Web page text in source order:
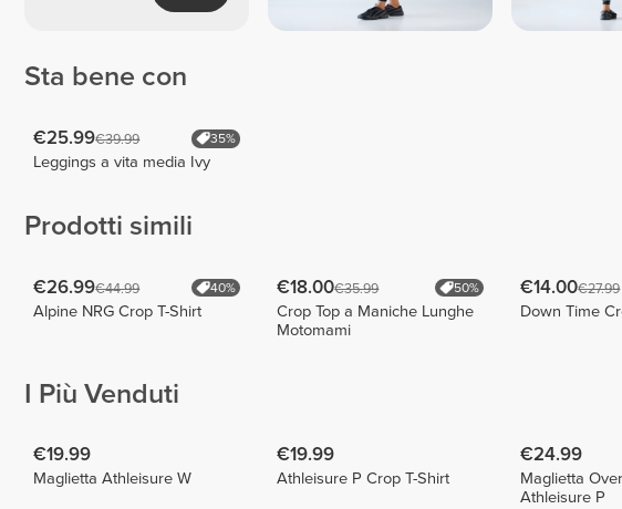
Sta bene con
€25.99€39.99 35%
Leggings a vita media Ivy
Prodotti simili
€26.99€44.99 40%
Alpine NRG Crop T-Shirt
€18.00€35.99 50%
Crop Top a Maniche Lunghe
Motomami
€14.00€27.99
Down Time
I Più Venduti
€19.99
Maglietta Athleisure W
€19.99
Athleisure P Crop T-Shirt
€24.99
Maglietta
Athleisure P